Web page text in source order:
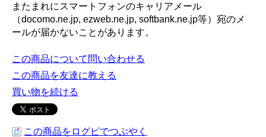
またまれにスマートフォンのキャリアメール
（docomo.ne.jp, ezweb.ne.jp, softbank.ne.jp等）宛のメ
ールが届かないことがあります。
この商品について問い合わせる
この商品を友達に教える
買い物を続ける
この商品をログピでつぶやく